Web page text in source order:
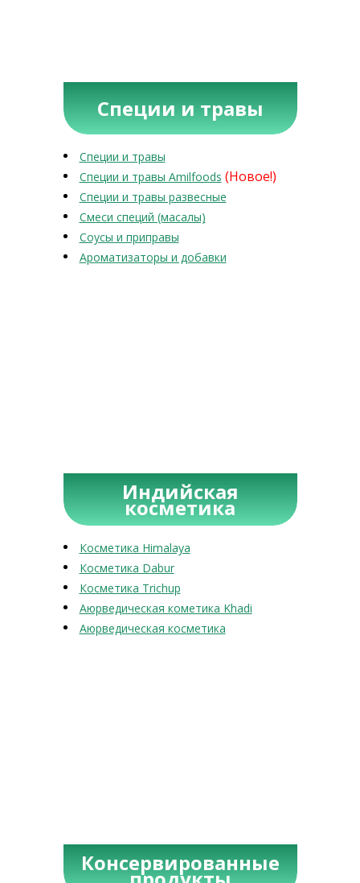
Специи и травы
Специи и травы
Специи и травы Amilfoods (Новое!)
Специи и травы развесные
Смеси специй (масалы)
Соусы и приправы
Ароматизаторы и добавки
Индийская
косметика
Косметика Himalaya
Косметика Dabur
Косметика Trichup
Аюрведическая кометика Khadi
Аюрведическая косметика
Консервированные